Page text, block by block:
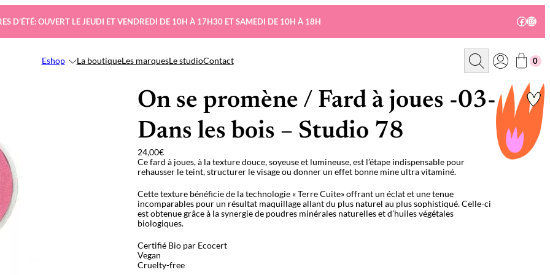
D’ÉTÉ: OUVERT LE JEUDI ET VENDREDI DE 10H À 17H30 ET SAMEDI DE 10H À 18H
Eshop La boutiqueLes marquesLe studioContact
R
c
e
0
On se promène / Fard à joues -03-
Dans les bois – Studio 78
24,00€
Ce fard à joues, à la texture douce, soyeuse et lumineuse, est l’étape indispensable pour
rehausser le teint, structurer le visage ou donner un effet bonne mine ultra vitaminé.
Cette texture bénéficie de la technologie « Terre Cuite» offrant un éclat et une tenue
incomparables pour un résultat maquillage allant du plus naturel au plus sophistiqué. Celle-ci
est obtenue grâce à la synergie de poudres minérales naturelles et d’huiles végétales
biologiques.
Certifié Bio par Ecocert
Vegan
Cruelty-free